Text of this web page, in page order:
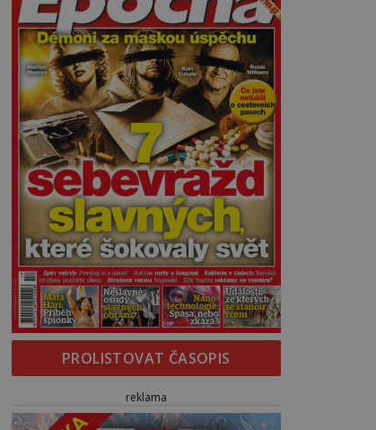
PROLISTOVAT ČASOPIS
reklama